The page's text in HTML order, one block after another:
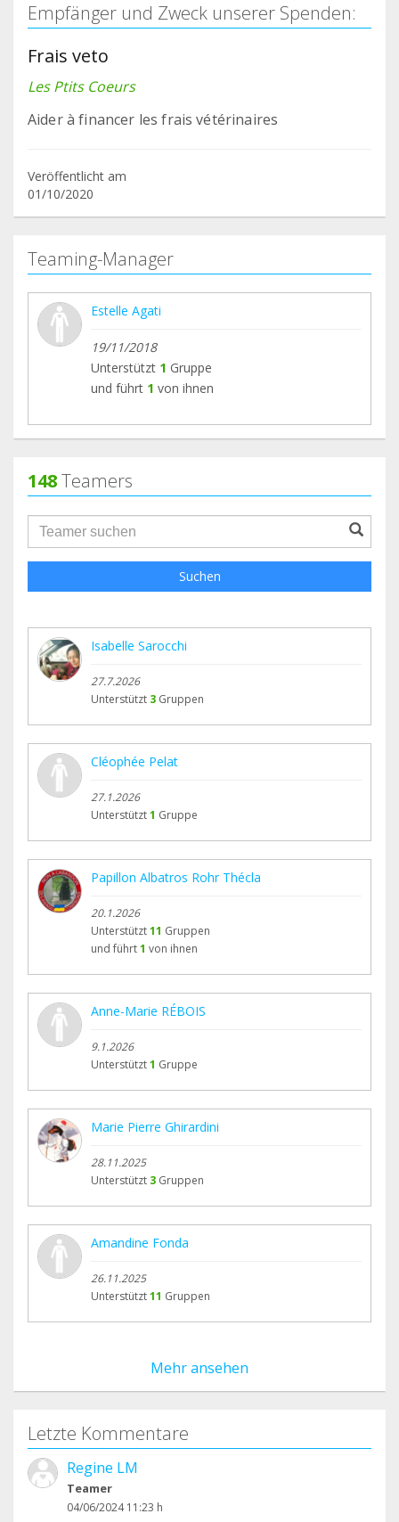
Empfänger und Zweck unserer Spenden:
Frais veto
Les Ptits Coeurs
Aider à financer les frais vétérinaires
Veröffentlicht am
01/10/2020
Teaming-Manager
Estelle Agati
19/11/2018
Unterstützt 1 Gruppe
und führt 1 von ihnen
148Teamers
groupProfile.searchForm.search.text???
Suchen
Isabelle Sarocchi
27.7.2026
Unterstützt 3 Gruppen
Cléophée Pelat
27.1.2026
Unterstützt1 Gruppe
Papillon Albatros Rohr Thécla
20.1.2026
Unterstützt11 Gruppen
und führt1 von ihnen
Anne-Marie RÉBOIS
9.1.2026
Unterstützt1 Gruppe
Marie Pierre Ghirardini
28.11.2025
Unterstützt 3 Gruppen
Amandine Fonda
26.11.2025
Unterstützt11 Gruppen
Mehr ansehen
Letzte Kommentare
Regine LM
Teamer
04/06/2024 11:23 h